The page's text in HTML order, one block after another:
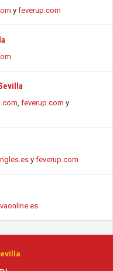
y feverup.com
, feverup.com y
y feverup.com